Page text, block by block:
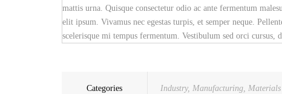
mattis urna. Quisque consectetur odio ac ante fermentum
elit ipsum. Vivamus nec egestas turpis, et semper neque.
scelerisque mi tempus fermentum. Vestibulum sed orci cursus,
Categories Industry, Manufacturing, Materials